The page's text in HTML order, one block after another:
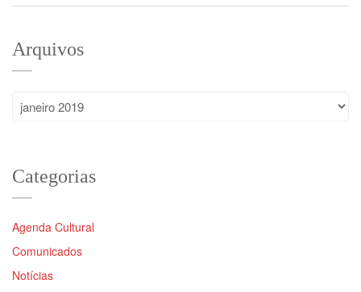
Arquivos
Arquivos
Categorias
Agenda Cultural
Comunicados
Notícias